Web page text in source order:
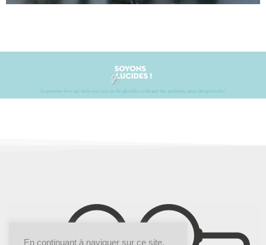
En continuant à naviguer sur ce site,